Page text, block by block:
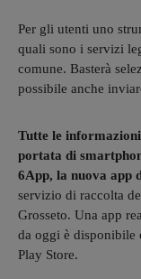
Per gli utenti uno
quali sono i servizi
comune. Basterà
possibile anche
Tutte le
portata di
6App, la nuova app
servizio di raccolta
Grosseto. Una app
da oggi è disponibile
Play Store.